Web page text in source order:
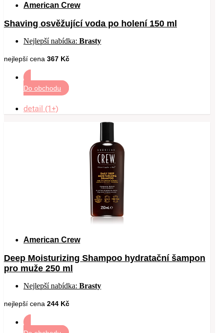
American Crew
Shaving osvěžující voda po holení 150 ml
Nejlepší nabídka: Brasty
nejlepší cena 367 Kč
Do obchodu
detail (1+)
American Crew
Deep Moisturizing Shampoo hydratační šampon
pro muže 250 ml
Nejlepší nabídka: Brasty
nejlepší cena 244 Kč